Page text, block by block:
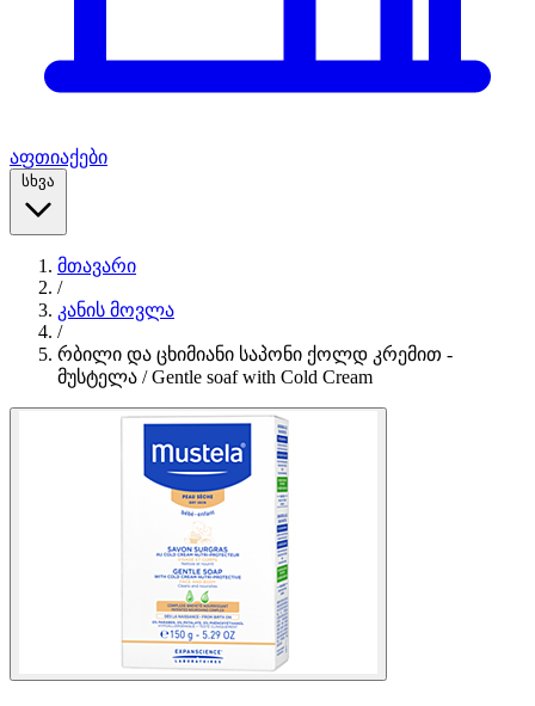
აფთიაქები
სხვა
მთავარი
/
კანის მოვლა
/
რბილი და ცხიმიანი საპონი ქოლდ კრემით -
მუსტელა / Gentle soaf with Cold Cream